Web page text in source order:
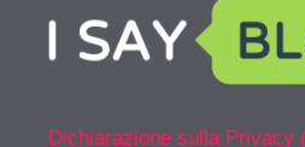
Dichiarazione sulla Privacy